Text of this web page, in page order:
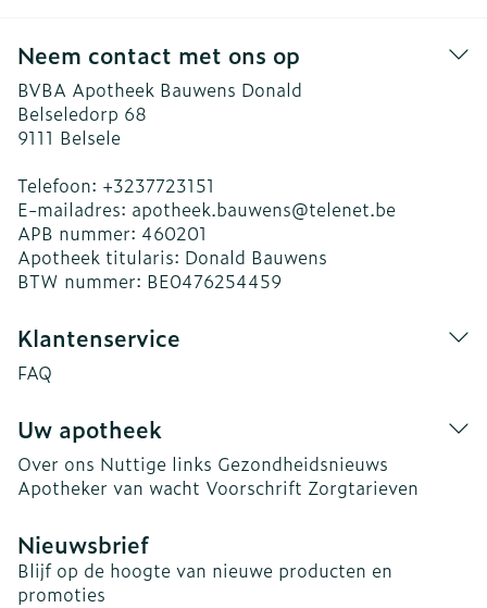
Neem contact met ons op
BVBA Apotheek Bauwens Donald
Belseledorp 68
9111 Belsele
Telefoon: +3237723151
E-mailadres: apotheek.bauwens@telenet.be
APB nummer: 460201
Apotheek titularis: Donald Bauwens
BTW nummer: BE0476254459
Klantenservice
FAQ
Uw apotheek
Over ons Nuttige links Gezondheidsnieuws
Apotheker van wacht Voorschrift Zorgtarieven
Nieuwsbrief
Blijf op de hoogte van nieuwe producten en
promoties